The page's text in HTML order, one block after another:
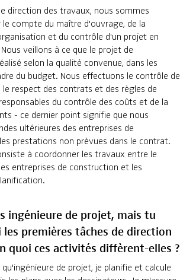
direction des travaux, nous sommes
le compte du maître d'ouvrage, de la
et du contrôle d'un projet en
veillons à ce que le projet de
selon la qualité convenue, dans les
du budget. Nous effectuons le contrôle de
respect des contrats et des règles de
du contrôle des coûts et de la
- ce dernier point signifie que nous
ultérieures des entreprises de
prestations non prévues dans le contrat.
à coordonner les travaux entre le
entreprises de construction et les
ingénieure de projet, mais tu
les premières tâches de direction
quoi ces activités diffèrent-elles ?
de projet, je planifie et calcule